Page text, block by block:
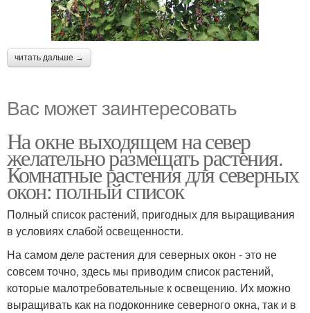
читать дальше →
Вас может заинтересовать
На окне выходящем на север
желательно размещать растения.
Комнатные растения для северных
окон: полный список
Полный список растений, пригодных для выращивания
в условиях слабой освещенности.
На самом деле растения для северных окон - это не
совсем точно, здесь мы приводим список растений,
которые малотребовательные к освещению. Их можно
выращивать как на подоконнике северного окна, так и в